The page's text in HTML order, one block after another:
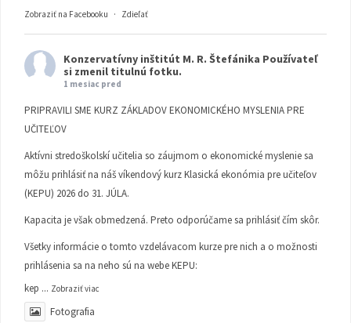
Zobraziť na Facebooku · Zdieľať
Konzervatívny inštitút M. R. Štefánika Používateľ
si zmenil titulnú fotku.
1 mesiac pred
PRIPRAVILI SME KURZ ZÁKLADOV EKONOMICKÉHO MYSLENIA PRE
UČITEĽOV
Aktívni stredoškolskí učitelia so záujmom o ekonomické myslenie sa
môžu prihlásiť na náš víkendový kurz Klasická ekonómia pre učiteľov
(KEPU) 2026 do 31. JÚLA.
Kapacita je však obmedzená. Preto odporúčame sa prihlásiť čím skôr.
Všetky informácie o tomto vzdelávacom kurze pre nich a o možnosti
prihlásenia sa na neho sú na webe KEPU:
kep ... Zobraziť viac
Fotografia